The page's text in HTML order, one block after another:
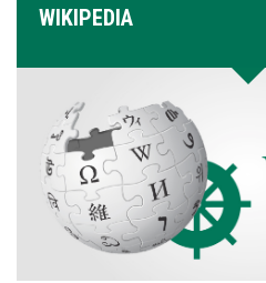
WIKIPEDIA